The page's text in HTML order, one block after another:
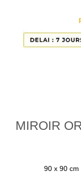
MIROIR
90 x 90 cm